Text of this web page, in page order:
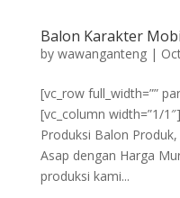
Balon Karakter
by wawanganteng|
[vc_row full_width=””
[vc_column width=”1/
Produksi Balon
Asap dengan Harga
produksi kami...